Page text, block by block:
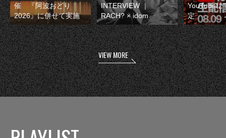
催 『阿波おどり
2026』に併せて実施
INTERVIEW ｜
RACH? × idom
YouTubeに
定
VIEW MORE